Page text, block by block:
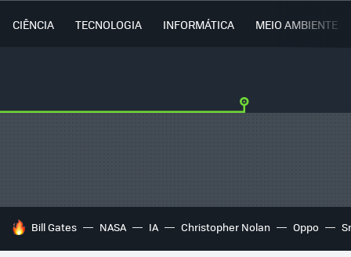
CIÊNCIA TECNOLOGIA INFORMÁTICA MEIO AMBIENTE
TENDÊNCIAS DO DIA
Bill Gates NASA IA Christopher Nolan Oppo